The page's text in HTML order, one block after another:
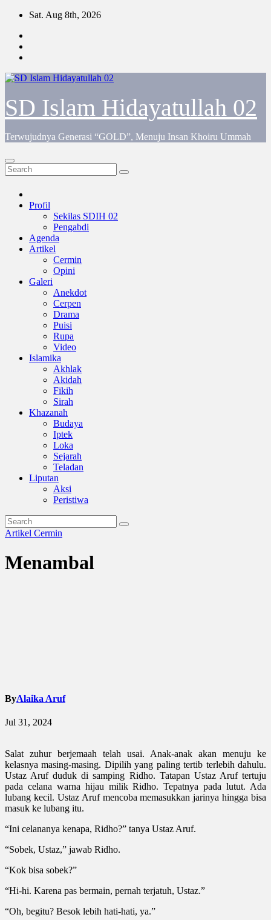
Skip
content
Sat. Aug 8th, 2026
SD Islam Hidayatullah 02
Terwujudnya Generasi “GOLD”, Menuju Insan Khoiru Ummah
Profil
Sekilas SDIH 02
Pengabdi
Agenda
Artikel
Cermin
Opini
Galeri
Anekdot
Cerpen
Drama
Puisi
Rupa
Video
Islamika
Akhlak
Akidah
Fikih
Sirah
Khazanah
Budaya
Iptek
Loka
Sejarah
Teladan
Liputan
Aksi
Peristiwa
Artikel Cermin
Menambal
ByAlaika Aruf
Jul 31, 2024
Salat zuhur berjemaah telah usai. Anak-anak akan menuju ke
kelasnya masing-masing. Dipilih yang paling tertib terlebih dahulu.
Ustaz Aruf duduk di samping Ridho. Tatapan Ustaz Aruf tertuju
pada celana warna hijau milik Ridho. Tepatnya pada lutut. Ada
lubang kecil. Ustaz Aruf mencoba memasukkan jarinya hingga bisa
masuk ke lubang itu.
“Ini celananya kenapa, Ridho?” tanya Ustaz Aruf.
“Sobek, Ustaz,” jawab Ridho.
“Kok bisa sobek?”
“Hi-hi. Karena pas bermain, pernah terjatuh, Ustaz.”
“Oh, begitu? Besok lebih hati-hati, ya.”